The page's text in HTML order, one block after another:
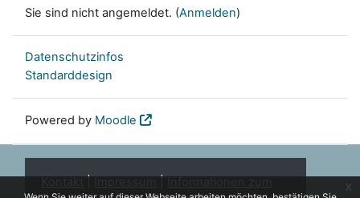
x
Sie sind nicht angemeldet. (Anmelden)
Datenschutzinfos
Standarddesign
Powered by Moodle